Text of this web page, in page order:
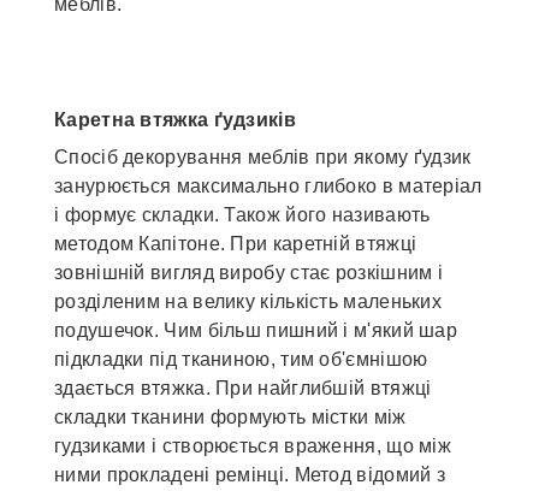
Каретна втяжка ґудзиків
Спосіб декорування меблів при якому ґудзик
занурюється максимально глибоко в матеріал
і формує складки. Також його називають
методом Капітоне. При каретній втяжці
зовнішній вигляд виробу стає розкішним і
розділеним на велику кількість маленьких
подушечок. Чим більш пишний і м'який шар
підкладки під тканиною, тим об'ємнішою
здається втяжка. При найглибшій втяжці
складки тканини формують містки між
гудзиками і створюється враження, що між
ними прокладені ремінці. Метод відомий з